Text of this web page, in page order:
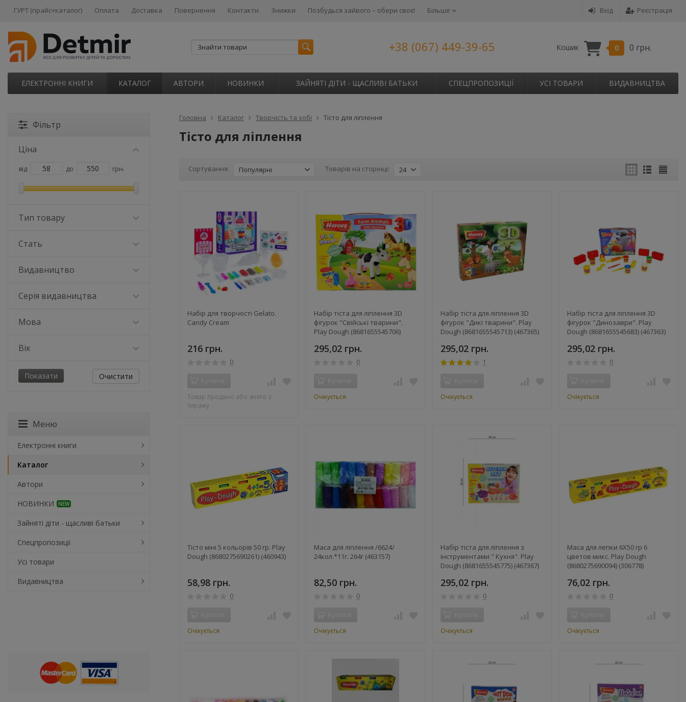
Вхід Реєстрація
ГУРТ (прайс+каталог) Оплата Доставка Повернення Контакти Знижки Позбудься зайвого – обери своє! Більше
+38 (067) 449-39-65 Кошик 0 0 грн.
ЕЛЕКТРОННІ КНИГИ КАТАЛОГ АВТОРИ НОВИНКИ ЗАЙНЯТІ ДІТИ - ЩАСЛИВІ БАТЬКИ СПЕЦПРОПОЗИЦІЇ УСІ ТОВАРИ ВИДАВНИЦТВА
Головна Каталог Творчість та хобі Тісто для ліплення
Тісто для ліплення
Сортування: Популярні Товарів на сторінці: 24
Набір для творчості Gelato.
Candy Cream
216 грн.
0
Товар продано або знято з
тиражу
Набір тіста для ліплення 3D
фігурок "Свійські тварини".
Play Dough (8681655545706)
295,02 грн.
0
Очікується
Набір тіста для ліплення 3D
фігурок "Дикі тварини". Play
Dough (8681655545713) (467365)
295,02 грн.
1
Очікується
Набір тіста для ліплення 3D
фігурок "Динозаври". Play
Dough (8681655545683) (467363)
295,02 грн.
0
Очікується
Тісто міні 5 кольорів 50 гр. Play
Dough (8680275690261) (460943)
58,98 грн.
0
Очікується
Маса для ліплення /6624/
24кол.*11г. 264г (463157)
82,50 грн.
0
Очікується
Набір тіста для ліплення з
інструментами " Кухня". Play
Dough (8681655545775) (467367)
295,02 грн.
0
Очікується
Маса для лепки 6X50 гр 6
цветов микс. Play Dough
(8680275690094) (306778)
76,02 грн.
0
Очікується
Фільтр
Ціна
від до грн.
Тип товару
Стать
Видавництво
Серія видавництва
Мова
Вік
Очистити
Меню
Електронні книги
Каталог
Автори
НОВИНКИ
NEW
Зайняті діти - щасливі батьки
Спецпропозиції
Усі товари
Видавництва